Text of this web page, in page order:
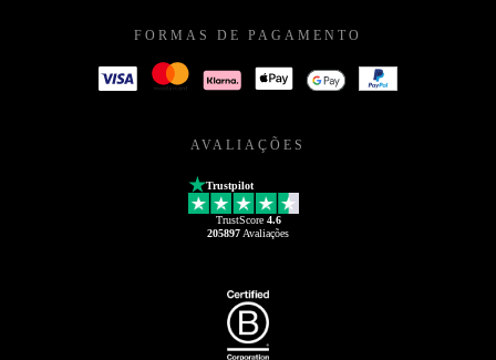
FORMAS DE PAGAMENTO
AVALIAÇÕES
Trustpilot
TrustScore 4.6
205897 Avaliações